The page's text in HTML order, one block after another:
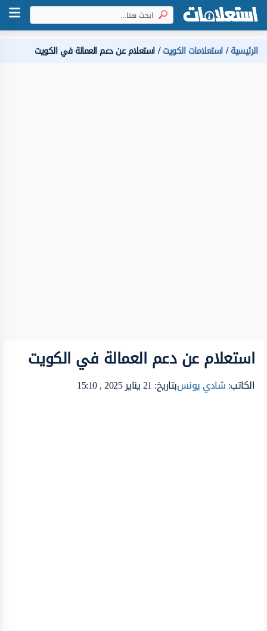
الرئيسية استعلامات الكويت استعلام عن دعم العمالة في الكويت
استعلام عن دعم العمالة في الكويت
الكاتب:شادي يونسبتاريخ: 21 يناير 2025 , 15:10